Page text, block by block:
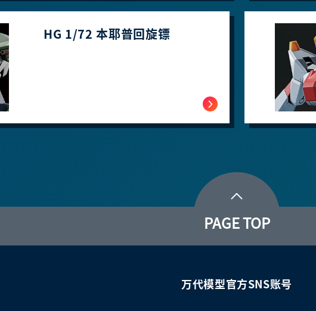
HG 1/72 本耶普回旋镖
PAGE TOP
万代模型官方SNS账号